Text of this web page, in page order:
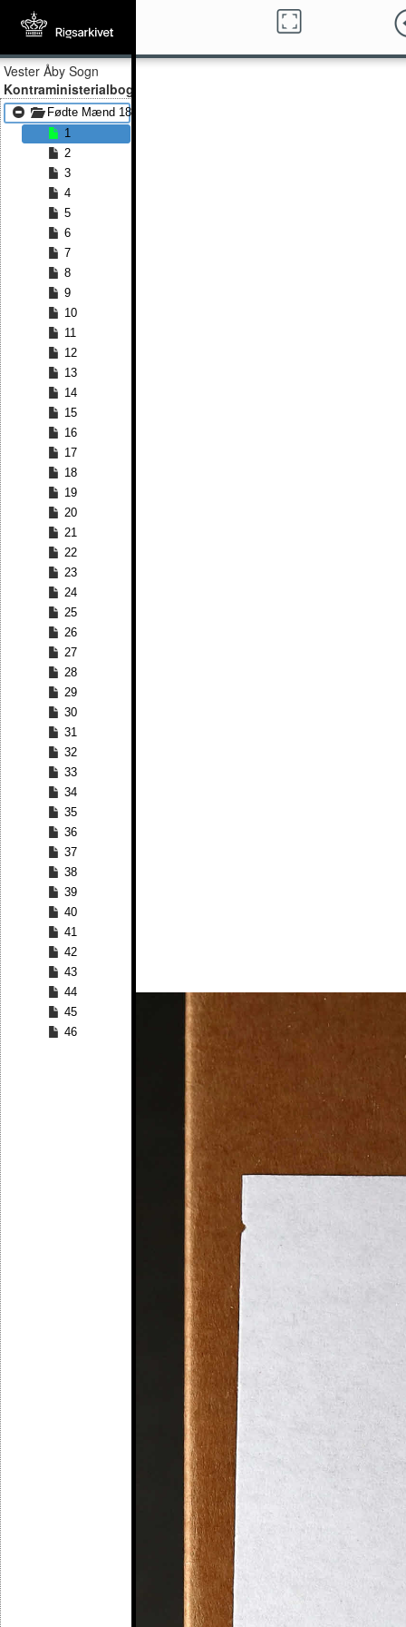
Vester Åby Sogn
Kontraministerialbog
Fødte Mænd 1864 - Fødte Mænd 1880
1
2
3
4
5
6
7
8
9
10
11
12
13
14
15
16
17
18
19
20
21
22
23
24
25
26
27
28
29
30
31
32
33
34
35
36
37
38
39
40
41
42
43
44
45
46